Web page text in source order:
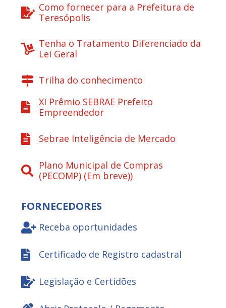
Como fornecer para a Prefeitura de
Teresópolis
Tenha o Tratamento Diferenciado da
Lei Geral
Trilha do conhecimento
XI Prêmio SEBRAE Prefeito
Empreendedor
Sebrae Inteligência de Mercado
Plano Municipal de Compras
(PECOMP) (Em breve))
FORNECEDORES
Receba oportunidades
Certificado de Registro cadastral
Legislação e Certidões